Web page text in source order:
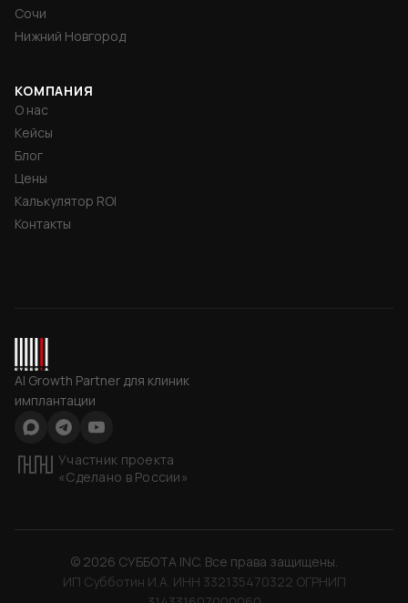
AI Growth Partner для клиник
имплантации
Max TelegramYouTube
Участник проекта
«Сделано в России»
Сочи
Нижний Новгород
КОМПАНИЯ
О нас
Кейсы
Блог
Цены
Калькулятор ROI
Контакты
© 2026 СУББОТА INC. Все права защищены.
ИП Субботин И.А. ИНН 332135470322 ОГРНИП